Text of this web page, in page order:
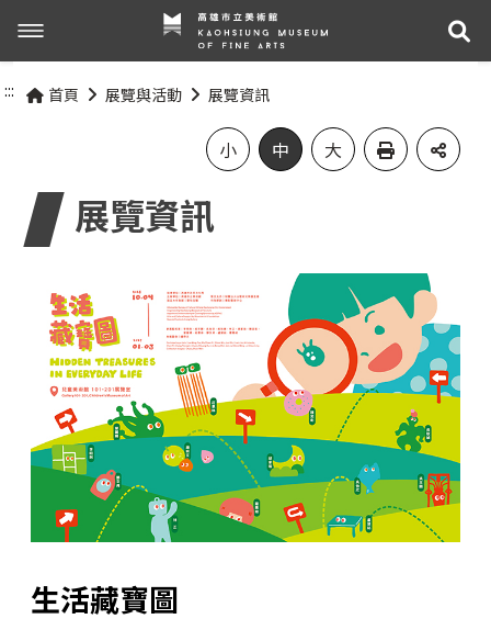
展覽與活動
展覽資訊
關於我們
組織職掌
歷史記事
關於兒童美術館
藝術生態園區
園區作品
高美之友
交通資訊
無障礙服務專區
參觀票價與須知
開館時間
環境介紹
網站導覽
::: 首頁 展覽與活動 展覽資訊
小 中 大
展覽資訊
生活藏寶圖